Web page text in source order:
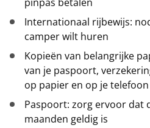
Internationaal rijbewijs:
camper wilt huren
Kopieën van belangrijke
van je paspoort,
op papier en op je telefoon
Paspoort: zorg ervoor dat
maanden geldig is